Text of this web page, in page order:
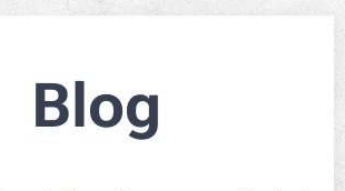
Blog